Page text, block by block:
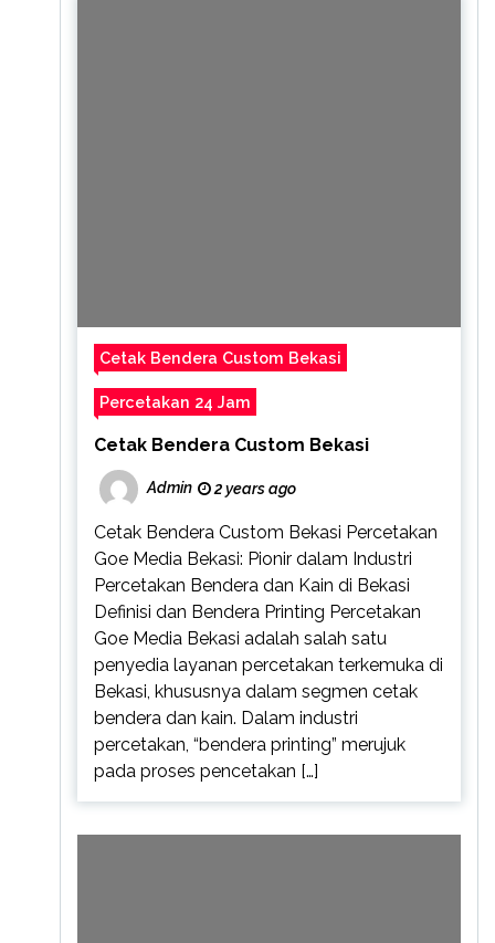
Cetak Bendera Custom Bekasi
Percetakan 24 Jam
Cetak Bendera Custom Bekasi
Admin 2 years ago
Cetak Bendera Custom Bekasi Percetakan
Goe Media Bekasi: Pionir dalam Industri
Percetakan Bendera dan Kain di Bekasi
Definisi dan Bendera Printing Percetakan
Goe Media Bekasi adalah salah satu
penyedia layanan percetakan terkemuka di
Bekasi, khususnya dalam segmen cetak
bendera dan kain. Dalam industri
percetakan, “bendera printing” merujuk
pada proses pencetakan […]